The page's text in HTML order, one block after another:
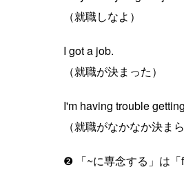
（就職しなよ）
I got a job.
（就職が決まった）
I'm having trouble
（就職がなかなか決まら
❷ 「~に専念する」は「